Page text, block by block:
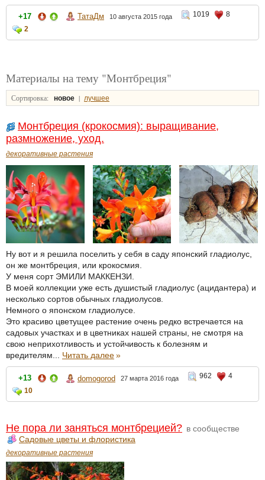
+17 ТатаДм 10 августа 2015 года 1019
8
2
Материалы на тему "Монтбреция"
Сортировка: новое | лучшее
Монтбреция (крокосмия): выращивание,
размножение, уход.
декоративные растения
Ну вот и я решила поселить у себя в саду японский гладиолус,
он же монтбреция, или крокосмия.
У меня сорт ЭМИЛИ МАККЕНЗИ.
В моей коллекции уже есть душистый гладиолус (ацидантера) и
несколько сортов обычных гладиолусов.
Немного о японском гладиолусе.
Это красиво цветущее растение очень редко встречается на
садовых участках и в цветниках нашей страны, не смотря на
свою неприхотливость и устойчивость к болезням и
вредителям... Читать далее»
+13 domogorod 27 марта 2016 года 962
4
10
Не пора ли заняться монтбрецией? в сообществе
Садовые цветы и флористика
декоративные растения